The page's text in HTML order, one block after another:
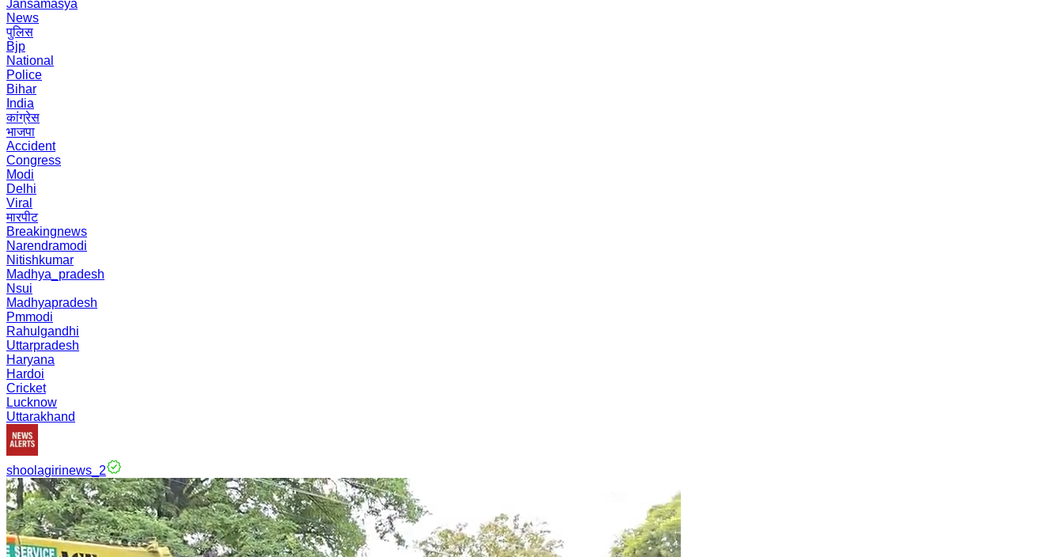
Jansamasya
News
पुलिस
Bjp
National
Police
Bihar
India
कांग्रेस
भाजपा
Accident
Congress
Modi
Delhi
Viral
मारपीट
Breakingnews
Narendramodi
Nitishkumar
Madhya_pradesh
Nsui
Madhyapradesh
Pmmodi
Rahulgandhi
Uttarpradesh
Haryana
Hardoi
Cricket
Lucknow
Uttarakhand
shoolagirinews_2